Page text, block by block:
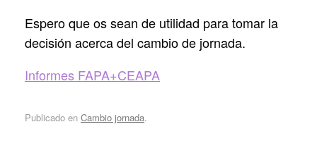
Espero que os sean de utilidad para tomar la
decisión acerca del cambio de jornada.
Informes FAPA+CEAPA
Publicado en Cambio jornada.